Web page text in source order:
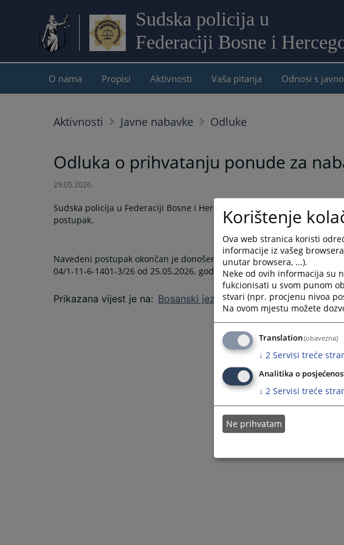
Sudska policija u
Federaciji Bosne i
O nama Propisi Aktivnosti Vaša pitanja Odnosi s
Aktivnosti Javne nabavke Odluke
Odluka o prihvatanju ponude za
29.05.2026.
Sudska policija u Federaciji Bosne i Hercegovine provela je postupak
postupak.
Navedeni postupak okončan je donošenjem Odluke o prihvatanju
04/1-11-6-1401-3/26 od 25.05.2026. godine, a koju možete ovdje
Prikazana vijest je na: Bosanski jezik
Korištenje
Ova web stranica koristi
informacije iz vašeg
unutar browsera, ...).
Neke od ovih informacija su
fukcionisati u svom punom
stvari (npr. procjenu nivoa
Na ovom mjestu možete
Translation(obavezna)
↓ 2 Servisi treće
Analitika o
↓ 2 Servisi treće
Ne prihvatam